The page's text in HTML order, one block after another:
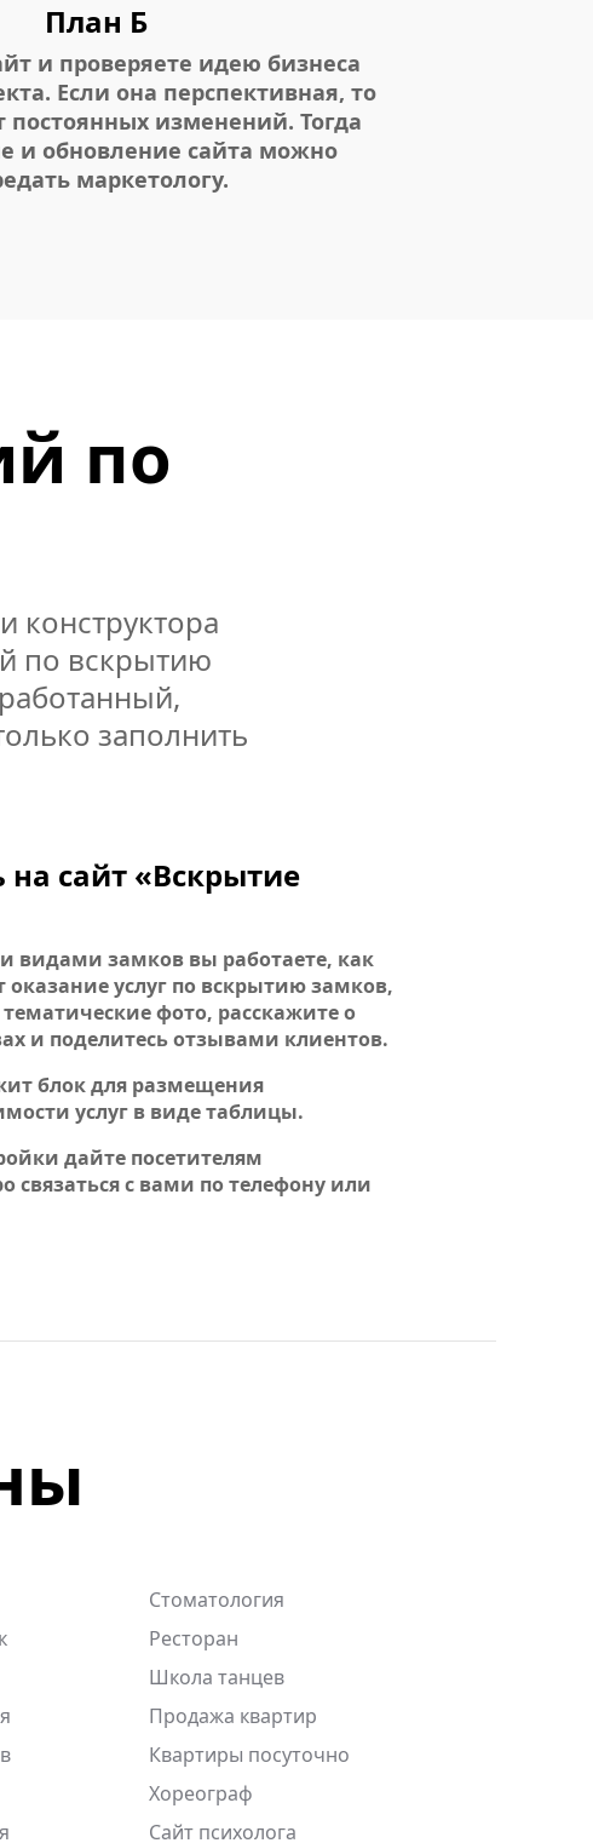
План Б
и проверяете идею бизнеса
Если она перспективная, то
постоянных изменений. Тогда
и обновление сайта можно
маркетологу.
по
конструктора
по вскрытию
заполнить
на сайт «Вскрытие
видами замков вы работаете, как
услуг по вскрытию замков,
фото, расскажите о
и поделитесь отзывами клиентов.
блок для размещения
услуг в виде таблицы.
дайте посетителям
связаться с вами по телефону или
Стоматология
Ресторан
Школа танцев
Продажа квартир
Квартиры посуточно
Хореограф
Сайт психолога